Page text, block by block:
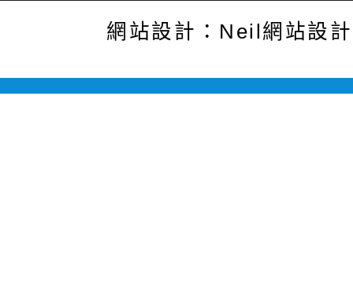
網站設計：Neil網站設